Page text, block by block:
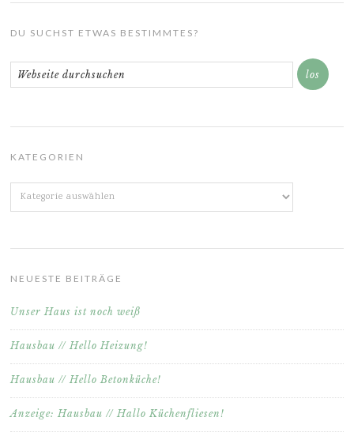
DU SUCHST ETWAS BESTIMMTES?
KATEGORIEN
Kategorien
NEUESTE BEITRÄGE
Unser Haus ist noch weiß
Hausbau // Hello Heizung!
Hausbau // Hello Betonküche!
Anzeige: Hausbau // Hallo Küchenfliesen!